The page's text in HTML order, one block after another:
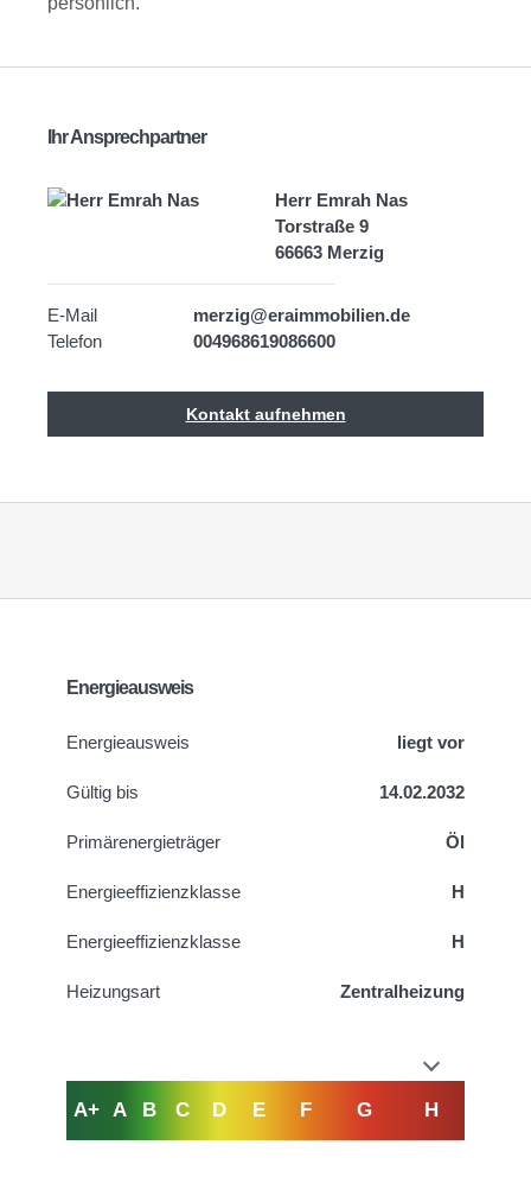
Ihr Ansprechpartner
Herr Emrah Nas
Torstraße 9
66663 Merzig
E-Mail
merzig@eraimmobilien.de
Telefon
004968619086600
Kontakt aufnehmen
Energieausweis
Energieausweis liegt vor
Gültig bis 14.02.2032
Primärenergieträger Öl
Energieeffizienzklasse H
Energieeffizienzklasse H
Heizungsart Zentralheizung
A+ A B C D E F G H